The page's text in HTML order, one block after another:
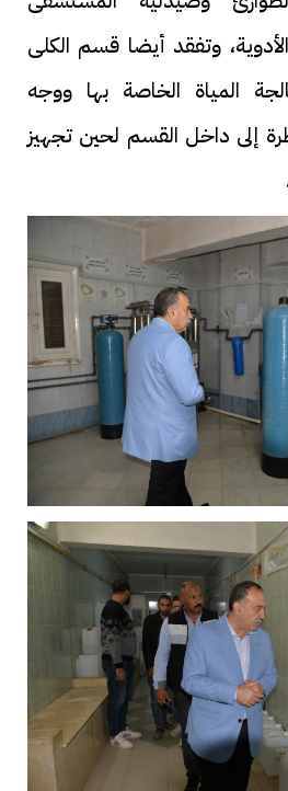
وتفقد أيضا قسم الكلى
المياة الخاصة بها ووجه
إلى داخل القسم لحين تجهيز